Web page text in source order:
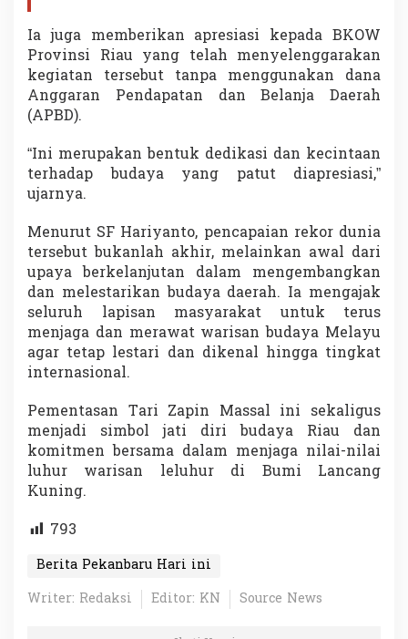
Ia juga memberikan apresiasi kepada BKOW
Provinsi Riau yang telah menyelenggarakan
kegiatan tersebut tanpa menggunakan dana
Anggaran Pendapatan dan Belanja Daerah
(APBD).
“Ini merupakan bentuk dedikasi dan kecintaan
terhadap budaya yang patut diapresiasi,”
ujarnya.
Menurut SF Hariyanto, pencapaian rekor dunia
tersebut bukanlah akhir, melainkan awal dari
upaya berkelanjutan dalam mengembangkan
dan melestarikan budaya daerah. Ia mengajak
seluruh lapisan masyarakat untuk terus
menjaga dan merawat warisan budaya Melayu
agar tetap lestari dan dikenal hingga tingkat
internasional.
Pementasan Tari Zapin Massal ini sekaligus
menjadi simbol jati diri budaya Riau dan
komitmen bersama dalam menjaga nilai-nilai
luhur warisan leluhur di Bumi Lancang
Kuning.
793
Berita Pekanbaru Hari ini
Writer: Redaksi
Editor: KN Source News